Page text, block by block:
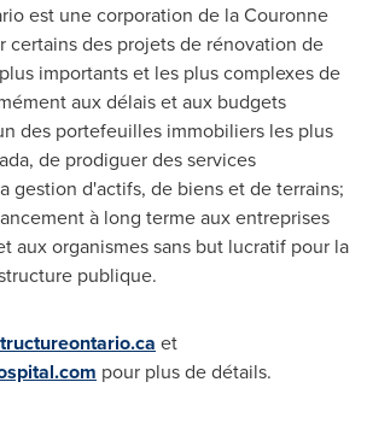
est une corporation de la Couronne
certains des projets de rénovation de
importants et les plus complexes de
aux délais et aux budgets
des portefeuilles immobiliers les plus
, de prodiguer des services
gestion d'actifs, de biens et de terrains;
à long terme aux entreprises
aux organismes sans but lucratif pour la
publique.
et
pour plus de détails.